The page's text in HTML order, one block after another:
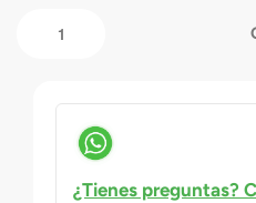
¿Tienes preguntas?